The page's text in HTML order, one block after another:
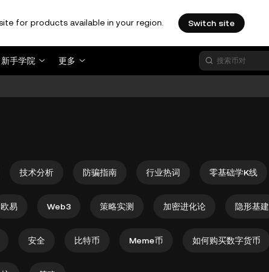
for products available in your region. Switch site
新手学院 更多
技术分析 防骗指南 行业热词 零基础学K线
欧易 Web3 策略实测 加密进化论 隐形基建
安全 比特币 Meme币 如何购买数字货币